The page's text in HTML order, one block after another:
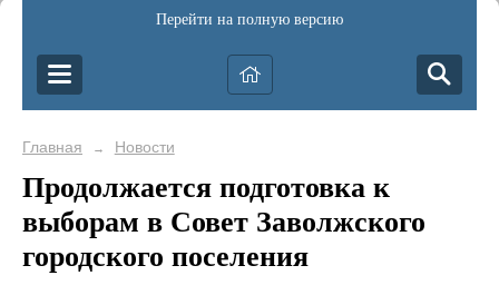
Перейти на полную версию
Главная → Новости
Продолжается подготовка к
выборам в Совет Заволжского
городского поселения